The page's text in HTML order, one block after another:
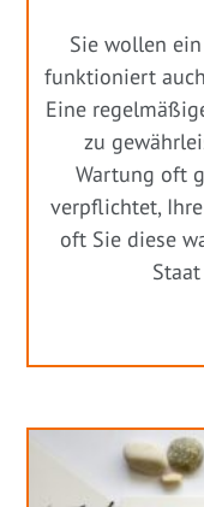
Sie wollen
funktioniert
Eine
zu
Wartung oft
verpflichtet,
oft Sie diese